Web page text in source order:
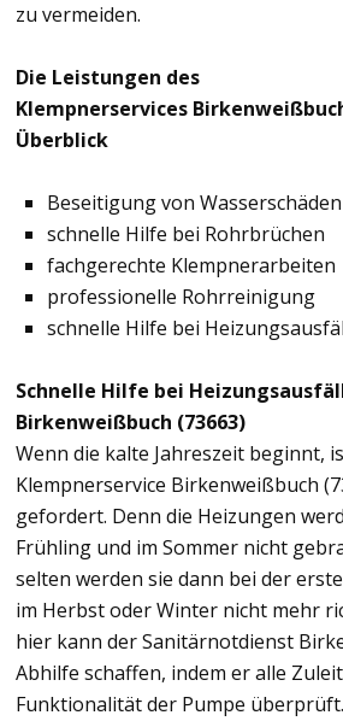
zu vermeiden.
Die Leistungen des
Klempnerservices
Überblick
Beseitigung von
schnelle Hilfe bei Rohrbrüchen
fachgerechte Klempnerarbeiten
professionelle Rohrreinigung
schnelle Hilfe bei
Schnelle Hilfe bei
Birkenweißbuch (73663)
Wenn die kalte Jahreszeit beginnt,
Klempnerservice Birkenweißbuch
gefordert. Denn die Heizungen
Frühling und im Sommer nicht
selten werden sie dann bei der
im Herbst oder Winter nicht mehr
hier kann der Sanitärnotdienst
Abhilfe schaffen, indem er alle
Funktionalität der Pumpe